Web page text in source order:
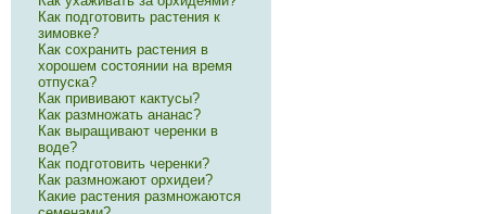
Как подготовить растения к
зимовке?
Как сохранить растения в
хорошем состоянии на время
отпуска?
Как прививают кактусы?
Как размножать ананас?
Как выращивают черенки в
воде?
Как подготовить черенки?
Как размножают орхидеи?
Какие растения размножаются